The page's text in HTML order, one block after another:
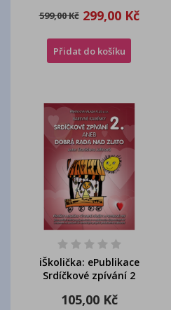
599,00 Kč 299,00 Kč
Přidat do košíku
iŠkolička: ePublikace
Srdíčkové zpívání 2
105,00 Kč